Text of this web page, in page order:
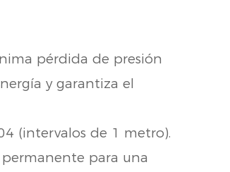
pérdida de presión
y garantiza el
(intervalos de 1 metro).
para una